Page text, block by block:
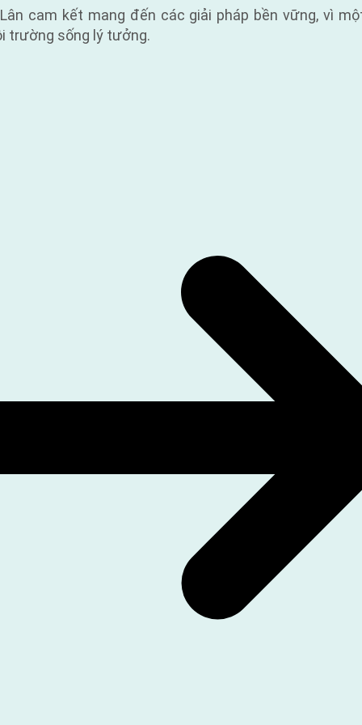
cam kết mang đến các giải pháp bền vững, vì
trường sống lý tưởng.